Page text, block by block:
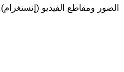
الصور ومقاطع الفيديو (إنستغرام